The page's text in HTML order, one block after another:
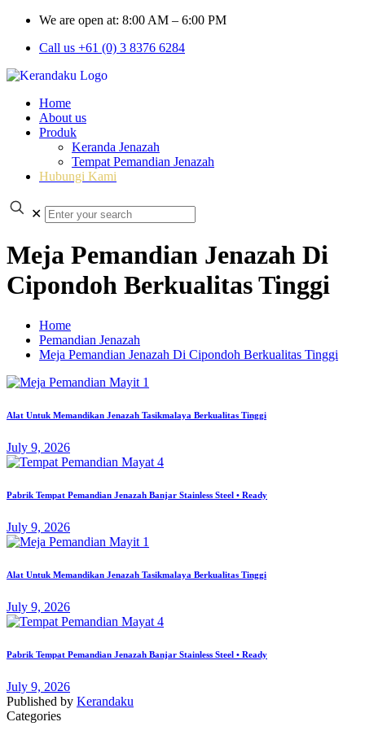
We are open at: 8:00 AM – 6:00 PM
Call us +61 (0) 3 8376 6284
Home
About us
Produk
Keranda Jenazah
Tempat Pemandian Jenazah
Hubungi Kami
✕
Meja Pemandian Jenazah Di
Cipondoh Berkualitas Tinggi
Home
Pemandian Jenazah
Meja Pemandian Jenazah Di Cipondoh Berkualitas Tinggi
Alat Untuk Memandikan Jenazah Tasikmalaya Berkualitas Tinggi
July 9, 2026
Pabrik Tempat Pemandian Jenazah Banjar Stainless Steel • Ready
July 9, 2026
Alat Untuk Memandikan Jenazah Tasikmalaya Berkualitas Tinggi
July 9, 2026
Pabrik Tempat Pemandian Jenazah Banjar Stainless Steel • Ready
July 9, 2026
Published by Kerandaku
Categories